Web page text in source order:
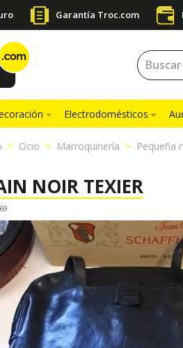
Garantía Troc.com
Electrodomésticos
Ocio Marroquinería Pequeña
NOIR TEXIER